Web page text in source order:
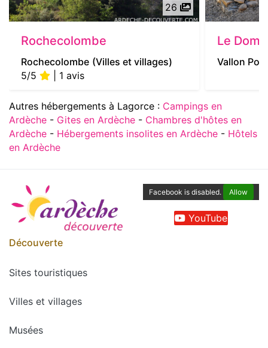
26
Rochecolombe
Rochecolombe (Villes et villages)
5/5
| 1 avis
Le
Vallon
Autres hébergements à Lagorce : Campings en
Ardèche - Gites en Ardèche - Chambres d'hôtes en
Ardèche - Hébergements insolites en Ardèche - Hôtels
en Ardèche
Facebook is disabled. Allow
YouTube
Découverte
Sites touristiques
Villes et villages
Musées